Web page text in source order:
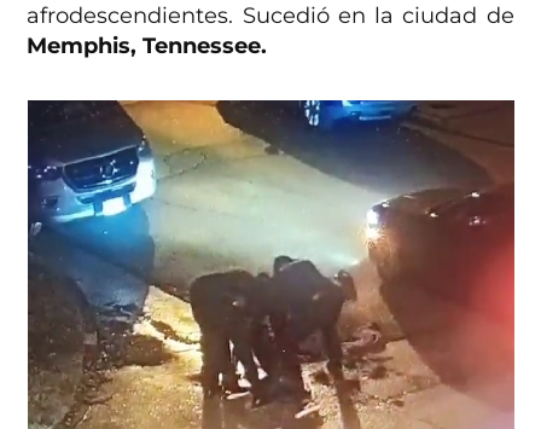
afrodescendientes. Sucedió en la ciudad de
Memphis, Tennessee.